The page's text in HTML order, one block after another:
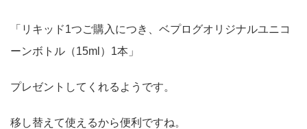
「リキッド1つご購入につき、ベプログオリジナルユニコ
ーンボトル（15ml）1本」
プレゼントしてくれるようです。
移し替えて使えるから便利ですね。